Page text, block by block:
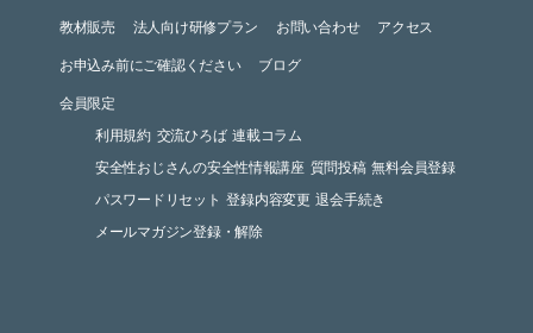
教材販売 法人向け研修プラン お問い合わせ アクセス
お申込み前にご確認ください ブログ
会員限定
利用規約 交流ひろば 連載コラム
安全性おじさんの安全性情報講座 質問投稿 無料会員登録
パスワードリセット 登録内容変更 退会手続き
メールマガジン登録・解除